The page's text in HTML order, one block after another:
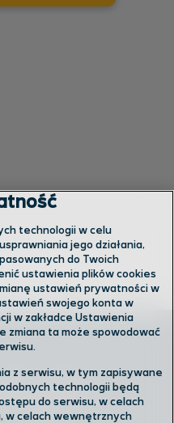
z nami
technologii w celu
jego działania,
do Twoich
ustawienia plików cookies
ustawień prywatności w
swojego konta w
w zakładce Ustawienia
zmiana ta może spowodować
z serwisu, w tym zapisywane
technologii będą
do serwisu, w celach
w celach wewnętrznych